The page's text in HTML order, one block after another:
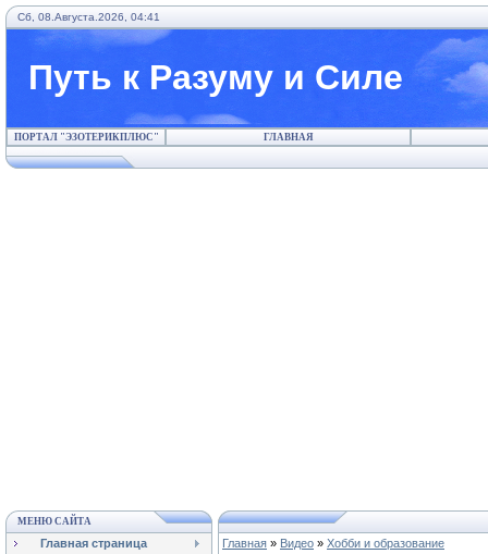
Сб, 08.Августа.2026, 04:41
Путь к Разуму и Силе
ПОРТАЛ "ЭЗОТЕРИКПЛЮС" ГЛАВНАЯ
МЕНЮ САЙТА
Главная страница
Главная » Видео » Хобби и образование